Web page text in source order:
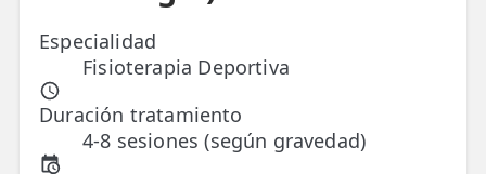
🧠 Fisioterapia Neurológica
🧍 Fisioterapia Vestibular
🫁 Fisioterapia Respiratoria
👶 Fisioterapia Pediátrica
Especialidad
Fisioterapia Deportiva
Duración tratamiento
4-8 sesiones (según gravedad)